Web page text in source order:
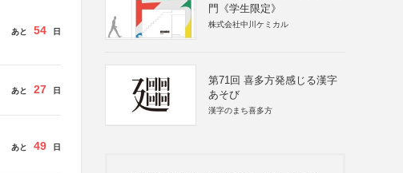
あと 54 日
あと 27 日
あと 49 日
門《学生限定》
株式会社中川ケミカル
第71回 喜多方発感じる漢字
あそび
漢字のまち喜多方